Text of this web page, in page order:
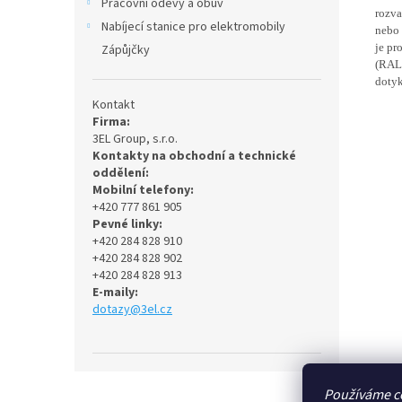
Používáme
Pracovní oděvy a obuv
Nabíjecí stanice pro elektromobily
Zápůjčky
Kontakt
Firma:
3EL Group, s.r.o.
Kontakty na obchodní a technické
oddělení:
Mobilní telefony:
+420 777 861 905
Pevné linky:
+420 284 828 910
+420 284 828 902
+420 284 828 913
E-maily:
dotazy@3el.cz
je